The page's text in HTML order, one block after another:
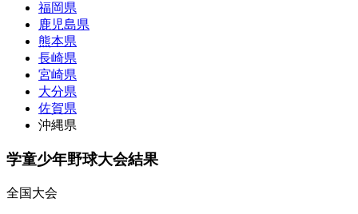
福岡県
鹿児島県
熊本県
長崎県
宮崎県
大分県
佐賀県
沖縄県
学童少年野球大会結果
全国大会